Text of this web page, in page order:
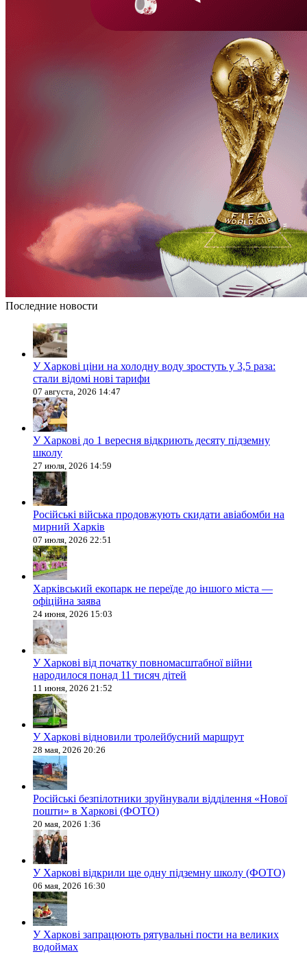
Последние новости
У Харкові ціни на холодну воду зростуть у 3,5 раза:
стали відомі нові тарифи
07 августа, 2026 14:47
У Харкові до 1 вересня відкриють десяту підземну
школу
27 июля, 2026 14:59
Російські війська продовжують скидати авіабомби на
мирний Харків
07 июля, 2026 22:51
Харківський екопарк не переїде до іншого міста —
офіційна заява
24 июня, 2026 15:03
У Харкові від початку повномасштабної війни
народилося понад 11 тисяч дітей
11 июня, 2026 21:52
У Харкові відновили тролейбусний маршрут
28 мая, 2026 20:26
Російські безпілотники зруйнували відділення «Нової
пошти» в Харкові (ФОТО)
20 мая, 2026 1:36
У Харкові відкрили ще одну підземну школу (ФОТО)
06 мая, 2026 16:30
У Харкові запрацюють рятувальні пости на великих
водоймах